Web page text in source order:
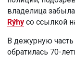
владелица
Rýhy со ссылкой
В дежурную
обратилась 70-